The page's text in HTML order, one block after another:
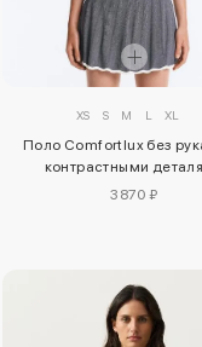
XS S M L XL
Поло Comfortlux без
контрастными
3870 ₽